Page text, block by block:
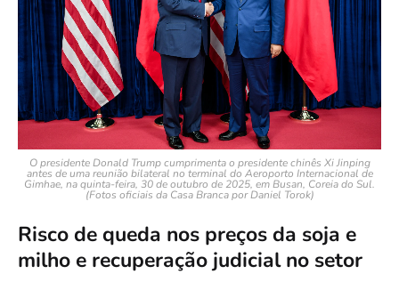
O presidente Donald Trump cumprimenta o presidente chinês Xi Jinping
antes de uma reunião bilateral no terminal do Aeroporto Internacional de
Gimhae, na quinta-feira, 30 de outubro de 2025, em Busan, Coreia do Sul.
(Fotos oficiais da Casa Branca por Daniel Torok)
Risco de queda nos preços da soja e
milho e recuperação judicial no setor